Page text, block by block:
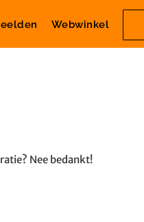
Webwinkel
Nee bedankt!